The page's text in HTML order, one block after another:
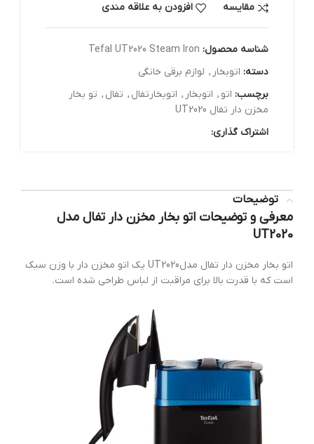
مقایسه
افزودن به علاقه مندی
شناسه محصول: Tefal UT2020 Steam Iron
دسته: اتوبخار , لوازم برقی خانگی
برچسب: اتو , اتوبخار , اتوبخارتفال , تفال , تو بخار
مخزن دار تفال UT2020
اشتراک گذاری:
توضیحات
معرفی و توضیحات اتو بخار مخزن دار تفال مدل
UT2020
اتو بخار مخزن دار تفال مدلUT2020 یک اتو مخزن دار با وزن سبک
است که با قدرت بالا برای مراقبت از لباس طراحی شده است.